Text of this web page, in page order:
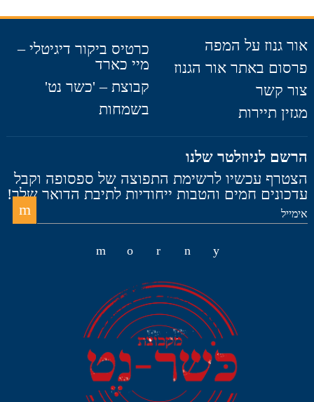
אור גנוז על המפה
פרסום באתר אור הגנוז
צור קשר
מגזין תיירות
כרטיס ביקור דיגיטלי –
מיי כארד
קבוצת – 'כשר נט'
בשמחות
הרשם לניוזלטר שלנו
הצטרף עכשיו לרשימת התפוצה של ספסופה וקבל
עדכונים חמים והטבות ייחודיות לתיבת הדואר שלך!